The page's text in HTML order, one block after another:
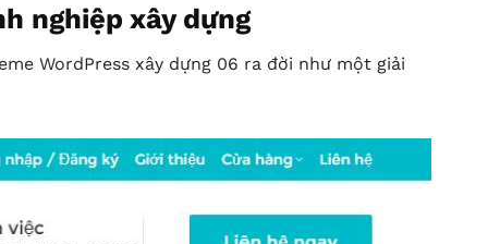
nghiệp xây dựng
WordPress xây dựng 06 ra đời như một giải